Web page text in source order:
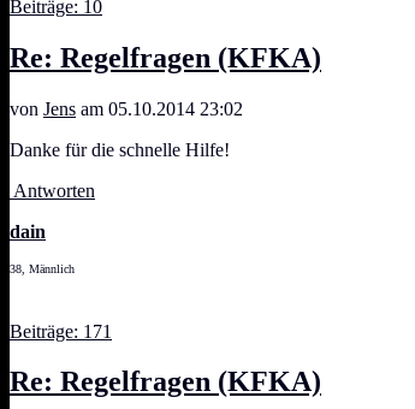
Beiträge: 10
Re: Regelfragen (KFKA)
von Jens am 05.10.2014 23:02
Danke für die schnelle Hilfe!
Antworten
dain
38, Männlich
Beiträge: 171
Re: Regelfragen (KFKA)